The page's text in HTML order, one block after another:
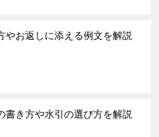
やお返しに添える例文を解説
書き方や水引の選び方を解説